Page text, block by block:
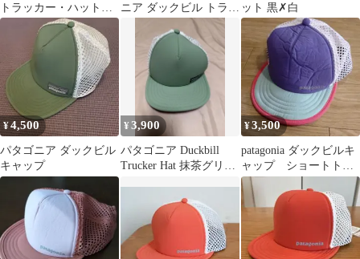
トラッカー・ハット
ALL
ニア ダックビル トラッ ット 黒✗白
¥4,500
パタゴニア ダックビル
キャップ
¥3,900
パタゴニア Duckbill
Trucker Hat 抹茶グリー
¥3,500
patagonia ダックビルキ
ャップ ショートトラ
ッカー